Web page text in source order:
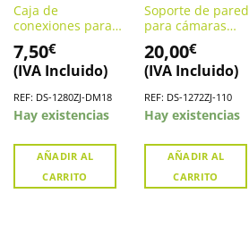
Caja de
conexiones para
cámaras domo
HIKVISION. DS-
1280ZJ-DM18
7,50€
(IVA Incluido)
REF: DS-1280ZJ-DM18
Hay existencias
AÑADIR AL
CARRITO
Soporte de pared
para cámaras
domo HIKVISION.
DS-1272ZJ-110
20,00€
(IVA Incluido)
REF: DS-1272ZJ-110
Hay existencias
AÑADIR AL
CARRITO